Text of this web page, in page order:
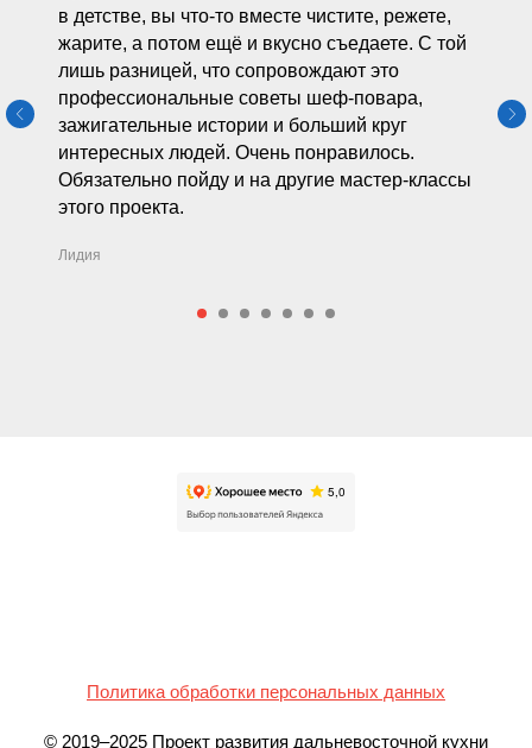
в детстве, вы что-то вместе чистите, режете,
жарите, а потом ещё и вкусно съедаете. С той
лишь разницей, что сопровождают это
профессиональные советы шеф-повара,
зажигательные истории и больший круг
интересных людей. Очень понравилось.
Обязательно пойду и на другие мастер-классы
этого проекта.
Лидия
Политика обработки персональных данных
© 2019–2025 Проект развития дальневосточной кухни